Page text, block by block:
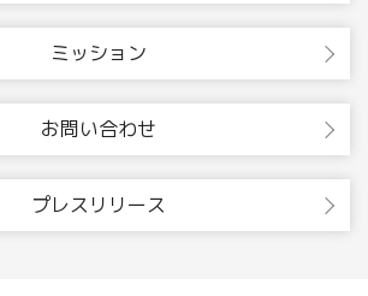
ミッション
お問い合わせ
プレスリリース